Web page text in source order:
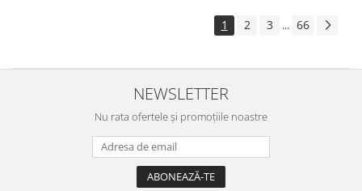
1 2 3 ... 66
NEWSLETTER
Nu rata ofertele și promoțiile noastre